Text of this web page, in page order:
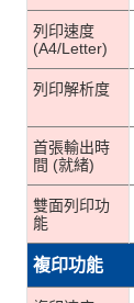
列印速度
(A4/Letter)
列印解析度
首張輸出時
間 (就緒)
雙面列印功
能
複印功能